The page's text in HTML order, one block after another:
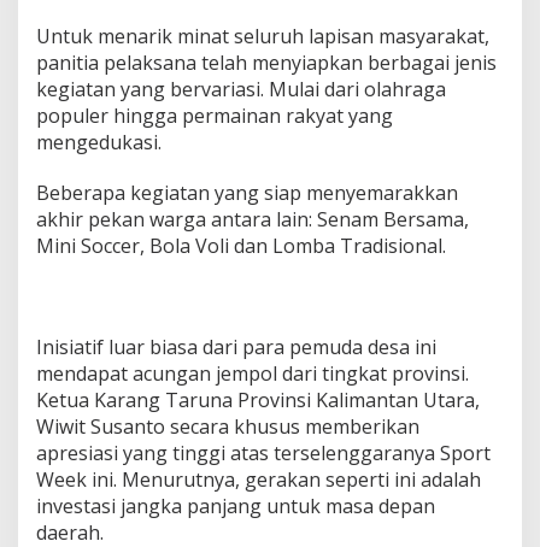
k
:
O
l
a
h
a
g
a
d
e
e
r
s
a
m
a
a
Untuk menarik minat seluruh lapisan masyarakat,
panitia pelaksana telah menyiapkan berbagai jenis
kegiatan yang bervariasi. Mulai dari olahraga
populer hingga permainan rakyat yang
mengedukasi.
Beberapa kegiatan yang siap menyemarakkan
akhir pekan warga antara lain: Senam Bersama,
Mini Soccer, Bola Voli dan Lomba Tradisional.
Inisiatif luar biasa dari para pemuda desa ini
mendapat acungan jempol dari tingkat provinsi.
Ketua Karang Taruna Provinsi Kalimantan Utara,
Wiwit Susanto secara khusus memberikan
apresiasi yang tinggi atas terselenggaranya Sport
Week ini. Menurutnya, gerakan seperti ini adalah
investasi jangka panjang untuk masa depan
daerah.